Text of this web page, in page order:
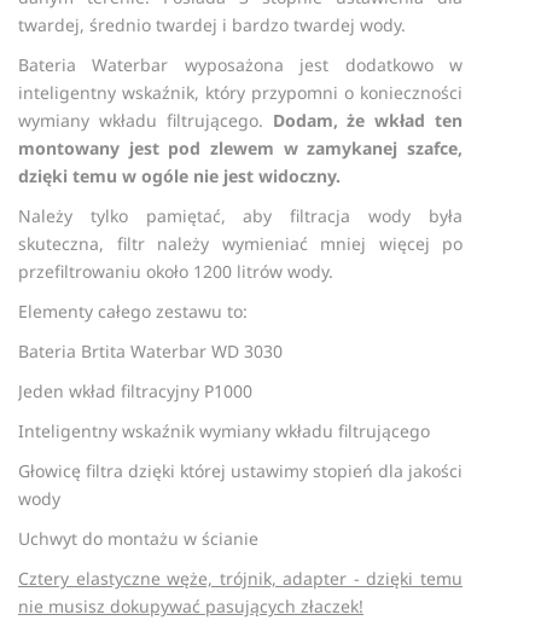
twardej, średnio twardej i bardzo twardej wody.
Bateria Waterbar wyposażona jest dodatkowo w
inteligentny wskaźnik, który przypomni o konieczności
wymiany wkładu filtrującego. Dodam, że wkład ten
montowany jest pod zlewem w zamykanej szafce,
dzięki temu w ogóle nie jest widoczny.
Należy tylko pamiętać, aby filtracja wody była
skuteczna, filtr należy wymieniać mniej więcej po
przefiltrowaniu około 1200 litrów wody.
Elementy całego zestawu to:
Bateria Brtita Waterbar WD 3030
Jeden wkład filtracyjny P1000
Inteligentny wskaźnik wymiany wkładu filtrującego
Głowicę filtra dzięki której ustawimy stopień dla jakości
wody
Uchwyt do montażu w ścianie
Cztery elastyczne węże, trójnik, adapter - dzięki temu
nie musisz dokupywać pasujących złaczek!